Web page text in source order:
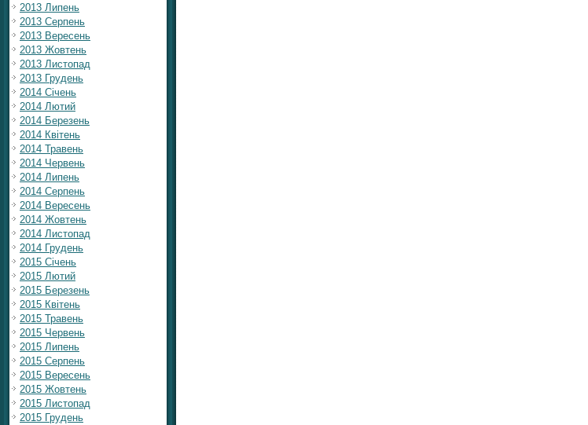
2013 Липень
2013 Серпень
2013 Вересень
2013 Жовтень
2013 Листопад
2013 Грудень
2014 Січень
2014 Лютий
2014 Березень
2014 Квітень
2014 Травень
2014 Червень
2014 Липень
2014 Серпень
2014 Вересень
2014 Жовтень
2014 Листопад
2014 Грудень
2015 Січень
2015 Лютий
2015 Березень
2015 Квітень
2015 Травень
2015 Червень
2015 Липень
2015 Серпень
2015 Вересень
2015 Жовтень
2015 Листопад
2015 Грудень